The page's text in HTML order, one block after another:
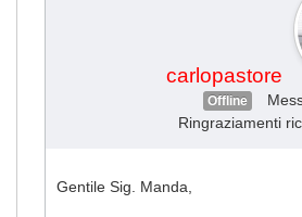
carlopastore
Offline
Ringraziamenti
Gentile Sig. Manda,